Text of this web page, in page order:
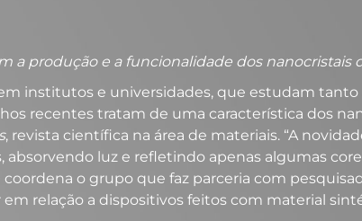
a produção e a funcionalidade dos nanocristais
institutos e universidades, que estudam
recentes tratam de uma característica dos
, revista científica na área de materiais. “A
luz e refletindo apenas algumas
coordena o grupo que faz parceria com
relação a dispositivos feitos com material